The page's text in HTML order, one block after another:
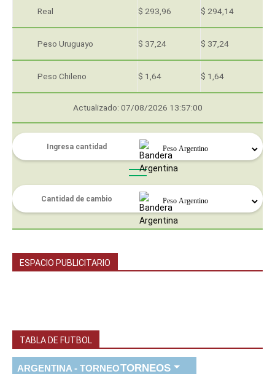
Real $ 293,96 $ 294,14
Peso Uruguayo $ 37,24 $ 37,24
Peso Chileno $ 1,64 $ 1,64
Actualizado: 07/08/2026 13:57:00
ESPACIO PUBLICITARIO
TABLA DE FUTBOL